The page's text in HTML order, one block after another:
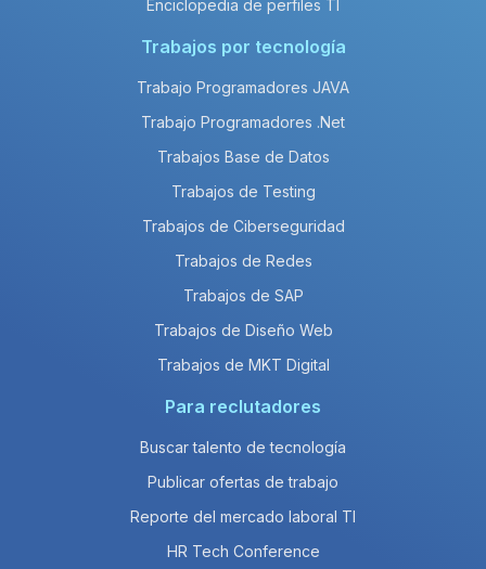
Enciclopedia de perfiles TI
Trabajos por tecnología
Trabajo Programadores JAVA
Trabajo Programadores .Net
Trabajos Base de Datos
Trabajos de Testing
Trabajos de Ciberseguridad
Trabajos de Redes
Trabajos de SAP
Trabajos de Diseño Web
Trabajos de MKT Digital
Para reclutadores
Buscar talento de tecnología
Publicar ofertas de trabajo
Reporte del mercado laboral TI
HR Tech Conference